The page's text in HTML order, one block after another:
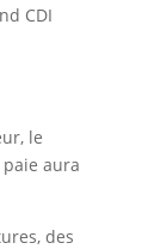
CDI
le
aura
des